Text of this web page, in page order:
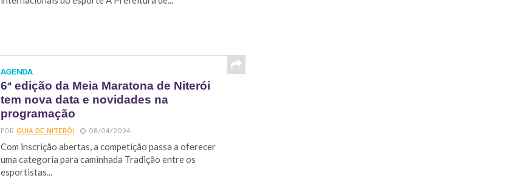
AGENDA
6ª edição da Meia Maratona de Niterói
tem nova data e novidades na
programação
PORGUIA DE NITERÓI 08/04/2024
Com inscrição abertas, a competição passa a oferecer
uma categoria para caminhada Tradição entre os
esportistas...